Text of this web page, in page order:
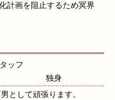
計画を阻止するため冥界
独身
として頑張ります。